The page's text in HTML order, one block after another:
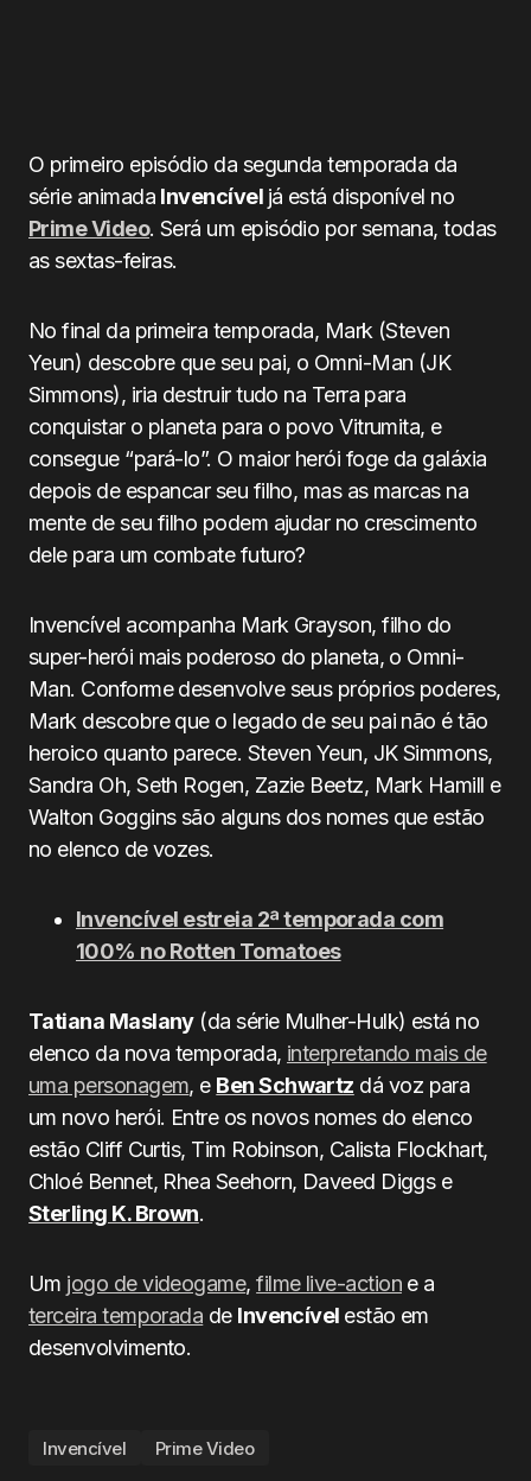
O primeiro episódio da segunda temporada da
série animada Invencível já está disponível no
Prime Video. Será um episódio por semana, todas
as sextas-feiras.
No final da primeira temporada, Mark (Steven
Yeun) descobre que seu pai, o Omni-Man (JK
Simmons), iria destruir tudo na Terra para
conquistar o planeta para o povo Vitrumita, e
consegue “pará-lo”. O maior herói foge da galáxia
depois de espancar seu filho, mas as marcas na
mente de seu filho podem ajudar no crescimento
dele para um combate futuro?
Invencível acompanha Mark Grayson, filho do
super-herói mais poderoso do planeta, o Omni-
Man. Conforme desenvolve seus próprios poderes,
Mark descobre que o legado de seu pai não é tão
heroico quanto parece. Steven Yeun, JK Simmons,
Sandra Oh, Seth Rogen, Zazie Beetz, Mark Hamill e
Walton Goggins são alguns dos nomes que estão
no elenco de vozes.
Invencível estreia 2ª temporada com
100% no Rotten Tomatoes
Tatiana Maslany(da série Mulher-Hulk) está no
elenco da nova temporada, interpretando mais de
uma personagem, e Ben Schwartz dá voz para
um novo herói. Entre os novos nomes do elenco
estão Cliff Curtis, Tim Robinson, Calista Flockhart,
Chloé Bennet, Rhea Seehorn, Daveed Diggs e
Sterling K. Brown.
Um jogo de videogame,filme live-actione a
terceira temporada de Invencível estão em
desenvolvimento.
Invencível Prime Video